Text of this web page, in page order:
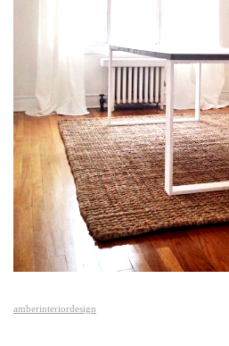
amberinteriordesign